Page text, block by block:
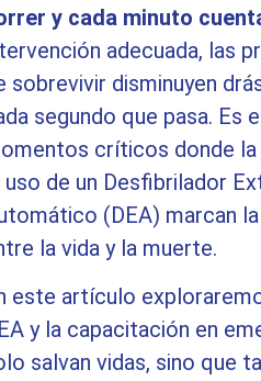
y cada minuto
adecuada, las
sobrevivir disminuyen
segundo que pasa. Es
críticos donde la
uso de un Desfibrilador
(DEA) marcan
la vida y la muerte.
este artículo
y la capacitación en
salvan vidas, sino que